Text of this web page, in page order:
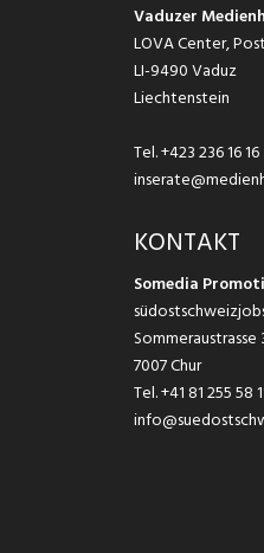
Vaduzer
LOVA Center,
LI-9490 Vaduz
Liechtenstein
Tel.+423 236 16 16
KONTAKT
Somedia
Sommeraustrasse
7007 Chur
Tel.+41 81 255 58